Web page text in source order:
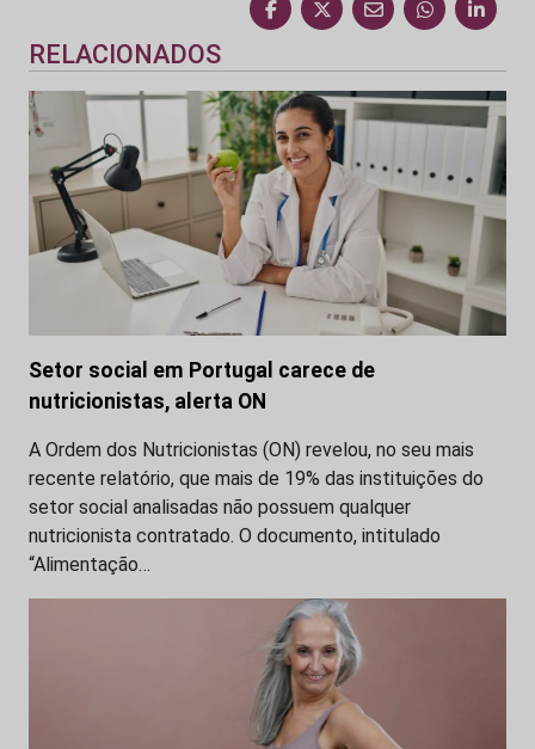
RELACIONADOS
Setor social em Portugal carece de
nutricionistas, alerta ON
A Ordem dos Nutricionistas (ON) revelou, no seu mais
recente relatório, que mais de 19% das instituições do
setor social analisadas não possuem qualquer
nutricionista contratado. O documento, intitulado
“Alimentação…